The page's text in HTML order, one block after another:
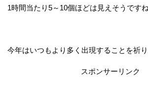
1時間当たり5～10個ほどは見えそうですね
今年はいつもより多く出現することを祈り
スポンサーリンク